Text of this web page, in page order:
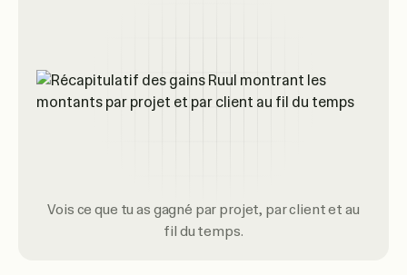
Vois ce que tu as gagné par projet, par client et au
fil du temps.